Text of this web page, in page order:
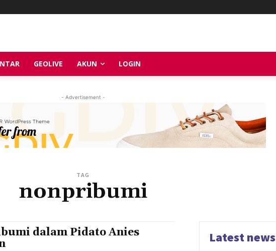
GEOLIVE AKUN LOGIN
- Advertisement -
TAG
nonpribumi
dalam Pidato Anies
Latest news